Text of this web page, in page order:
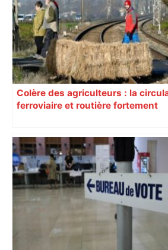
Colère des agriculteurs : la
ferroviaire et routière fortement